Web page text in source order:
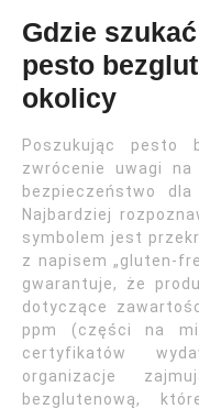
Gdzie
pesto
okolicy
Poszukując pesto
zwrócenie uwagi
bezpieczeństwo
Najbardziej
symbolem jest
z napisem „gluten-
gwarantuje, że
dotyczące
ppm (części na
certyfikatów
organizacje
bezglutenową,